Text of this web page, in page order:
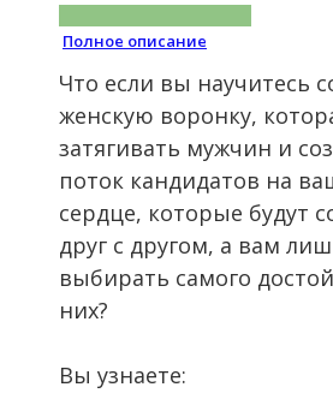
Полное описание
Что если вы научитесь
женскую воронку,
затягивать мужчин и
поток кандидатов на
сердце, которые будут
друг с другом, а вам
выбирать самого
них?
Вы узнаете: